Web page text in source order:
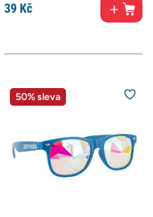
39 Kč
50% sleva